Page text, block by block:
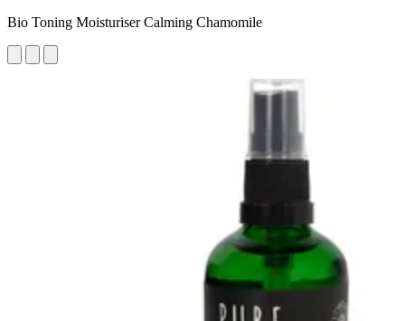
Bio Toning Moisturiser Calming Chamomile